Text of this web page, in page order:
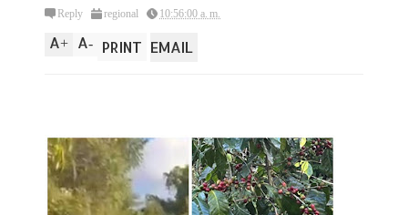
Reply regional 10:56:00 a. m.
A+ A- PRINT EMAIL